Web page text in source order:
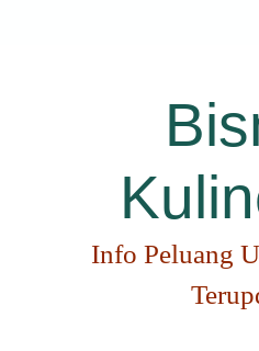
Info Peluang